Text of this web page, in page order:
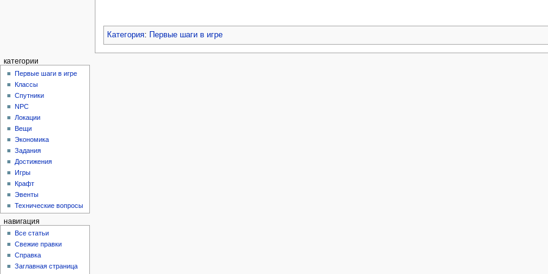
Категория: Первые шаги в игре
категории
Первые шаги в игре
Классы
Спутники
NPC
Локации
Вещи
Экономика
Задания
Достижения
Игры
Крафт
Эвенты
Технические вопросы
навигация
Все статьи
Свежие правки
Справка
Заглавная страница